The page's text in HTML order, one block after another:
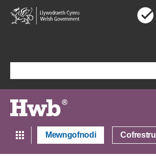
Neidio
i'r
prif
Mewngofnodi Cofrestru